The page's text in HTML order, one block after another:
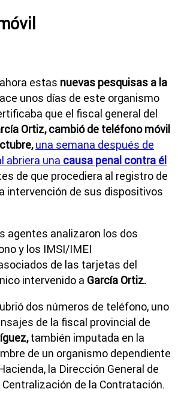
estas nuevas pesquisas a la
unos días de este organismo
que el fiscal general del
Ortiz, cambió de teléfono móvil
una semana después de
abriera una causa penal contra él
de que procediera al registro de
intervención de sus dispositivos
agentes analizaron los dos
y los IMSI/IMEI
de las tarjetas del
intervenido a García Ortiz.
dos números de teléfono, uno
de la fiscal provincial de
también imputada en la
de un organismo dependiente
la Dirección General de
de la Contratación.